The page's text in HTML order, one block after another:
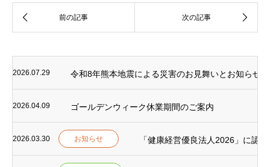
2026.07.29 令和8年熊本地震による災害のお見舞いとお知らせ
2026.04.09 ゴールデンウィーク休業期間のご案内
2026.03.30 お知らせ 「健康経営優良法人2026」に認